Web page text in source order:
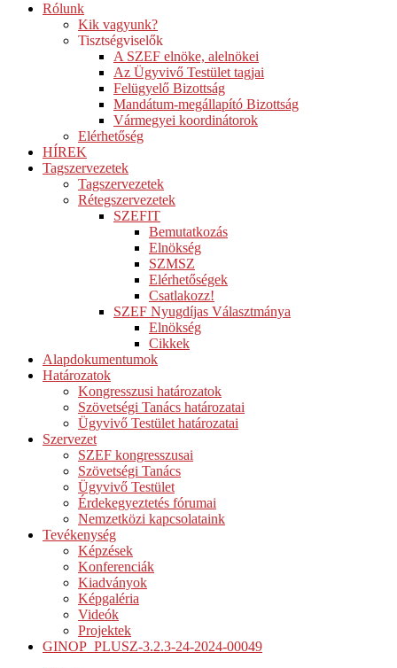
Rólunk
Kik vagyunk?
Tisztségviselők
A SZEF elnöke, alelnökei
Az Ügyvivő Testület tagjai
Felügyelő Bizottság
Mandátum-megállapító Bizottság
Vármegyei koordinátorok
Elérhetőség
HÍREK
Tagszervezetek
Tagszervezetek
Rétegszervezetek
SZEFIT
Bemutatkozás
Elnökség
SZMSZ
Elérhetőségek
Csatlakozz!
SZEF Nyugdíjas Választmánya
Elnökség
Cikkek
Alapdokumentumok
Határozatok
Kongresszusi határozatok
Szövetségi Tanács határozatai
Ügyvivő Testület határozatai
Szervezet
SZEF kongresszusai
Szövetségi Tanács
Ügyvivő Testület
Érdekegyeztetés fórumai
Nemzetközi kapcsolataink
Tevékenység
Képzések
Konferenciák
Kiadványok
Képgaléria
Videók
Projektek
GINOP_PLUSZ-3.2.3-24-2024-00049